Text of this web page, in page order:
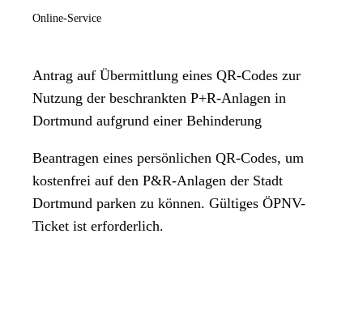
Online-Service
Antrag auf Übermittlung eines QR-Codes zur
Nutzung der beschrankten P+R-Anlagen in
Dortmund aufgrund einer Behinderung
Beantragen eines persönlichen QR-Codes, um
kostenfrei auf den P&R-Anlagen der Stadt
Dortmund parken zu können. Gültiges ÖPNV-
Ticket ist erforderlich.